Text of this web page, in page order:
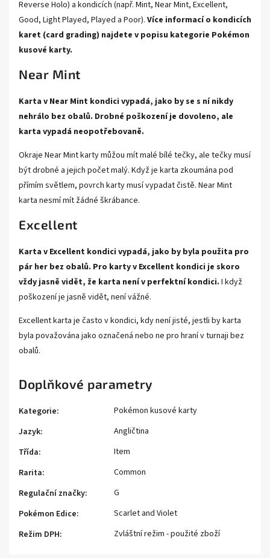
Reverse Holo) a kondicích (např. Mint, Near Mint, Excellent,
Good, Light Played, Played a Poor). Více informací o kondicích
karet (card grading) najdete v popisu kategorie Pokémon
kusové karty.
Near Mint
Karta v Near Mint kondici vypadá, jako by se s ní nikdy
nehrálo bez obalů. Drobné poškození je dovoleno, ale
karta vypadá neopotřebovaně.
Okraje Near Mint karty můžou mít malé bílé tečky, ale tečky musí
být drobné a jejich počet malý. Když je karta zkoumána pod
přímím světlem, povrch karty musí vypadat čistě. Near Mint
karta nesmí mít žádné škrábance.
Excellent
Karta v Excellent kondici vypadá, jako by byla použita pro
pár her bez obalů. Pro karty v Excellent kondici je skoro
vždy jasně vidět, že karta není v perfektní kondici. I když
poškození je jasně vidět, není vážné.
Excellent karta je často v kondici, kdy není jisté, jestli by karta
byla považována jako označená nebo ne pro hraní v turnaji bez
obalů.
Doplňkové parametry
Kategorie:
Pokémon kusové karty
Jazyk:
Angličtina
Třída:
Item
Rarita:
Common
Regulační značky:
G
Pokémon Edice:
Scarlet and Violet
Režim DPH: Zvláštní režim - použité zboží